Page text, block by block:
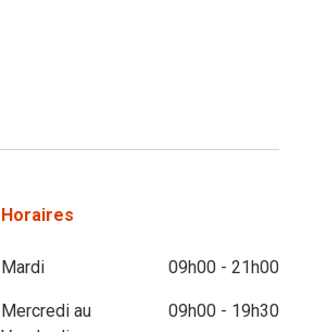
Horaires
Mardi 09h00 - 21h00
Mercredi au
09h00 - 19h30